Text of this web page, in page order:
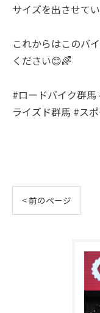
サイズを出させて
これからはこのバ
ください😊🌈
#ロードバイク群
ライズド群馬 #ス
< 前のページ